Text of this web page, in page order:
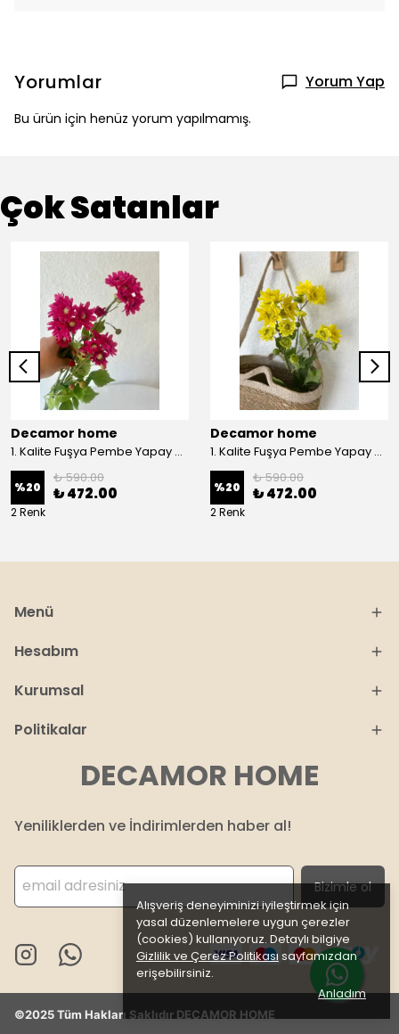
Alışveriş deneyiminizi iyileştirmek için
yasal düzenlemelere uygun çerezler
(cookies) kullanıyoruz. Detaylı bilgiye
Gizlilik ve Çerez Politikası sayfamızdan
erişebilirsiniz.
Anladım
Yorumlar Yorum Yap
Bu ürün için henüz yorum yapılmamış.
Çok Satanlar
Decamor home
1. Kalite Fuşya Pembe Yapay Kasımpatı Dalı Çiçeği 80 cm - Pembee
%20
₺ 590.00
₺ 472.00
2 Renk
Decamor home
1. Kalite Fuşya Pembe Yapay Kasımpatı Dalı Çiçeği 80 cm - Sarı
%20
₺ 590.00
₺ 472.00
2 Renk
Menü
Hesabım
Kurumsal
Politikalar
DECAMOR HOME
Yeniliklerden ve İndirimlerden haber al!
Bizimle ol
©2025 Tüm Hakları Saklıdır DECAMOR HOME